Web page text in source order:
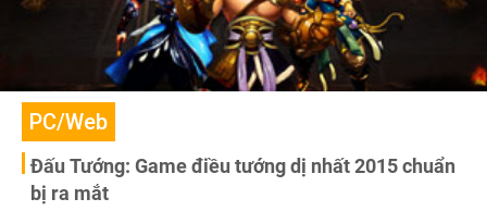
PC/Web
Đấu Tướng: Game điều tướng dị nhất 2015 chuẩn
bị ra mắt